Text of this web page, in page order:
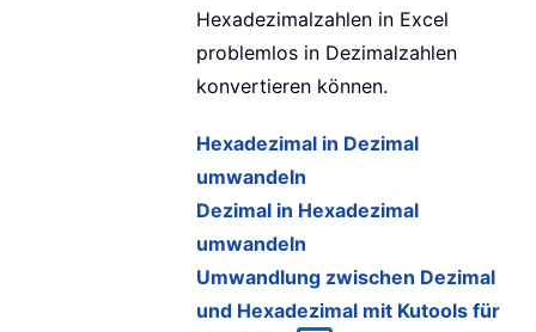
Hexadezimalzahlen in Excel
problemlos in Dezimalzahlen
konvertieren können.
Hexadezimal in Dezimal
umwandeln
Dezimal in Hexadezimal
umwandeln
Umwandlung zwischen Dezimal
und Hexadezimal mit Kutools für